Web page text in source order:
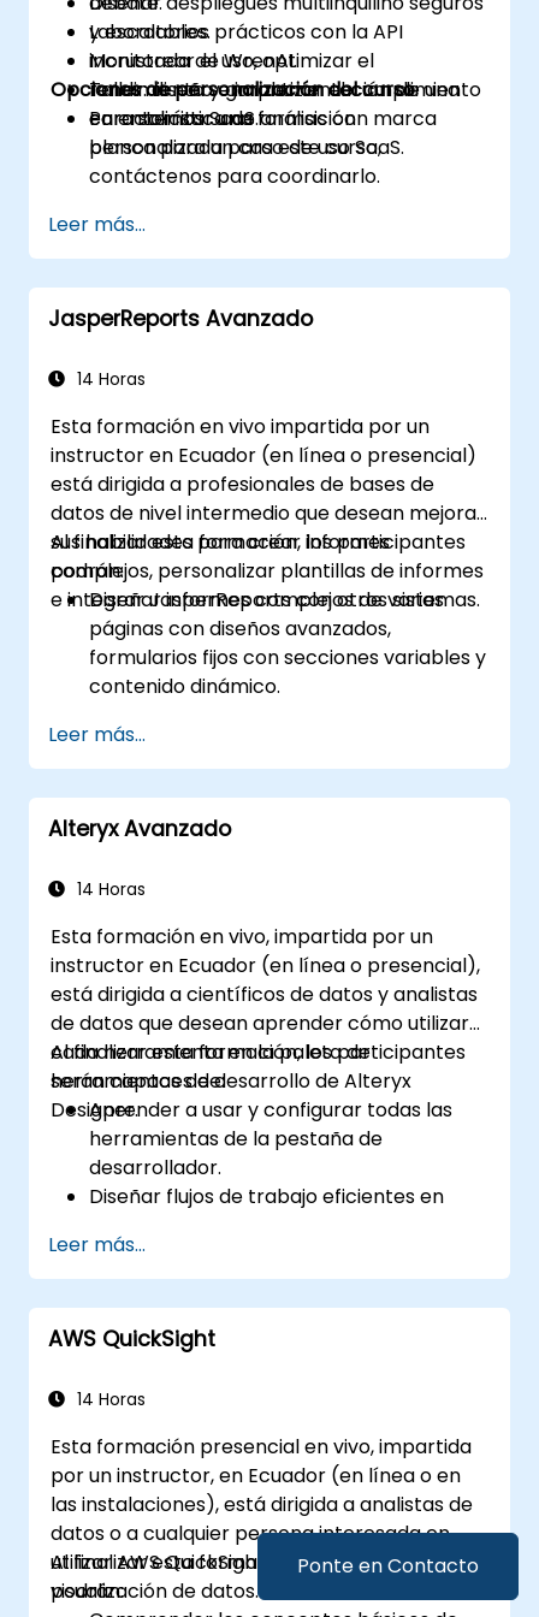
Ponte en Contacto
y escalables.
Monitorear el uso, optimizar el
rendimiento y garantizar el cumplimiento
en entornos SaaS.
Laboratorios prácticos con la API
incrustada de WrenAI.
Taller: diseño e implementación de una
característica de análisis con marca
blanca para un caso de uso SaaS.
Opciones de personalización del curso
Para solicitar una formación
personalizada para este curso,
contáctenos para coordinarlo.
Leer más...
JasperReports Avanzado
14 Horas
Esta formación en vivo impartida por un
instructor en Ecuador (en línea o presencial)
está dirigida a profesionales de bases de
datos de nivel intermedio que desean mejorar
sus habilidades para crear informes
complejos, personalizar plantillas de informes
e integrar JasperReports con otros sistemas.
Al finalizar esta formación, los participantes
podrán:
Diseñar informes complejos de varias
páginas con diseños avanzados,
formularios fijos con secciones variables y
contenido dinámico.
dinámicas y visualizaciones para
representar datos, e integrar
subinformes y agrupación para una
representación detallada de los datos.
gestionar permisos de usuario y utilizar
programación y distribución de informes.
Leer más...
Alteryx Avanzado
14 Horas
Esta formación en vivo, impartida por un
instructor en Ecuador (en línea o presencial),
está dirigida a científicos de datos y analistas
de datos que desean aprender cómo utilizar
cada herramienta en la paleta de
herramientas de desarrollo de Alteryx
Designer.
Al finalizar esta formación, los participantes
serán capaces de:
Aprender a usar y configurar todas las
herramientas de la pestaña de
desarrollador.
Diseñar flujos de trabajo eficientes en
dinámicas, de validación y de prueba.
Aprender cómo utilizar las herramientas
API para descargar y analizar datos web.
Utilizar las herramientas de scripting de
Leer más...
AWS QuickSight
14 Horas
Esta formación presencial en vivo, impartida
por un instructor, en Ecuador (en línea o en
las instalaciones), está dirigida a analistas de
datos o a cualquier persona interesada en
utilizar AWS QuickSight para el análisis y la
visualización de datos.
Al finalizar esta formación, los participantes
podrán: